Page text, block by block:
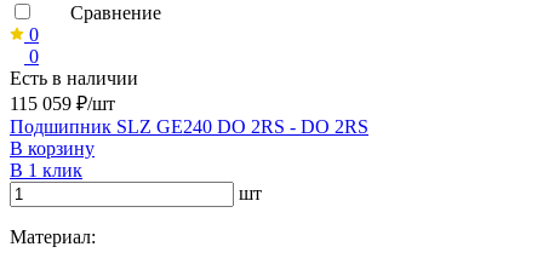
Сравнение
0
0
Есть в наличии
115 059 ₽/шт
Подшипник SLZ GE240 DO 2RS - DO 2RS
В корзину
В 1 клик
шт
Материал: